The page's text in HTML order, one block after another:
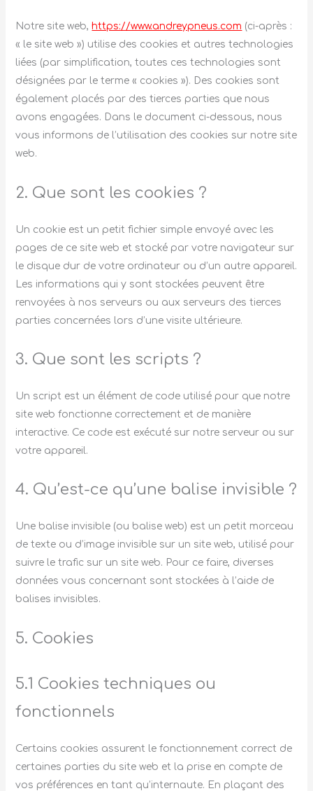
Notre site web,https://www.andreypneus.com (ci-après :
« le site web ») utilise des cookies et autres technologies
liées (par simplification, toutes ces technologies sont
désignées par le terme « cookies »). Des cookies sont
également placés par des tierces parties que nous
avons engagées. Dans le document ci-dessous, nous
vous informons de l’utilisation des cookies sur notre site
web.
2. Que sont les cookies ?
Un cookie est un petit fichier simple envoyé avec les
pages de ce site web et stocké par votre navigateur sur
le disque dur de votre ordinateur ou d’un autre appareil.
Les informations qui y sont stockées peuvent être
renvoyées à nos serveurs ou aux serveurs des tierces
parties concernées lors d’une visite ultérieure.
3. Que sont les scripts ?
Un script est un élément de code utilisé pour que notre
site web fonctionne correctement et de manière
interactive. Ce code est exécuté sur notre serveur ou sur
votre appareil.
4. Qu’est-ce qu’une balise invisible ?
Une balise invisible (ou balise web) est un petit morceau
de texte ou d’image invisible sur un site web, utilisé pour
suivre le trafic sur un site web. Pour ce faire, diverses
données vous concernant sont stockées à l’aide de
balises invisibles.
5. Cookies
5.1 Cookies techniques ou
fonctionnels
Certains cookies assurent le fonctionnement correct de
certaines parties du site web et la prise en compte de
vos préférences en tant qu’internaute. En plaçant des